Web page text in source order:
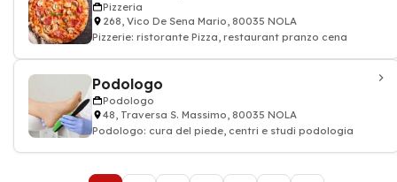
Pizzeria
268, Vico De Sena Mario, 80035 NOLA
Pizzerie: ristorante Pizza, restaurant pranzo cena
Podologo
Podologo
48, Traversa S. Massimo, 80035 NOLA
Podologo: cura del piede, centri e studi podologia